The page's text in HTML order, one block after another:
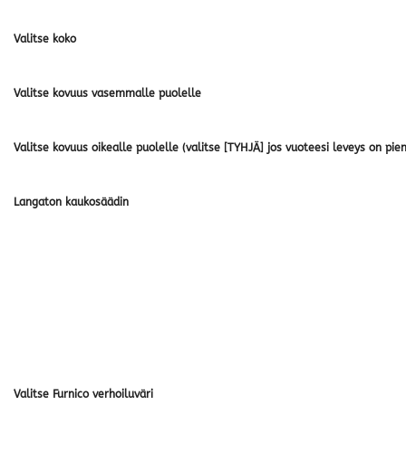
Valitse koko
Valitse kovuus vasemmalle puolelle
Valitse kovuus oikealle puolelle (valitse [TYHJÄ] jos vuoteesi leveys on
Langaton kaukosäädin
Valitse Furnico verhoiluväri